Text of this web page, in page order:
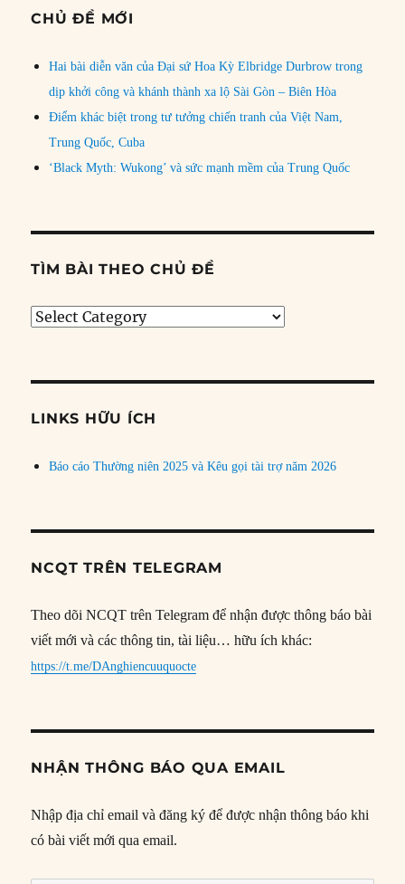
CHỦ ĐỀ MỚI
Hai bài diễn văn của Đại sứ Hoa Kỳ Elbridge Durbrow trong
dịp khởi công và khánh thành xa lộ Sài Gòn – Biên Hòa
Điểm khác biệt trong tư tưởng chiến tranh của Việt Nam,
Trung Quốc, Cuba
‘Black Myth: Wukong’ và sức mạnh mềm của Trung Quốc
TÌM BÀI THEO CHỦ ĐỀ
Tìm
đề
LINKS HỮU ÍCH
Báo cáo Thường niên 2025 và Kêu gọi tài trợ năm 2026
NCQT TRÊN TELEGRAM
Theo dõi NCQT trên Telegram để nhận được thông báo bài
viết mới và các thông tin, tài liệu… hữu ích khác:
https://t.me/DAnghiencuuquocte
NHẬN THÔNG BÁO QUA EMAIL
Nhập địa chỉ email và đăng ký để được nhận thông báo khi
có bài viết mới qua email.